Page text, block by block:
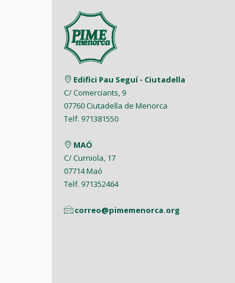
Edifici Pau Seguí - Ciutadella
C/ Comerciants, 9
07760 Ciutadella de Menorca
Telf. 971381550
MAÓ
C/ Curniola, 17
07714 Maó
Telf. 971352464
correo@pimemenorca.org